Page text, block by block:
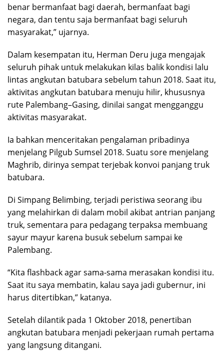
benar bermanfaat bagi daerah, bermanfaat bagi
negara, dan tentu saja bermanfaat bagi seluruh
masyarakat,” ujarnya.
Dalam kesempatan itu, Herman Deru juga mengajak
seluruh pihak untuk melakukan kilas balik kondisi lalu
lintas angkutan batubara sebelum tahun 2018. Saat itu,
aktivitas angkutan batubara menuju hilir, khususnya
rute Palembang–Gasing, dinilai sangat mengganggu
aktivitas masyarakat.
Ia bahkan menceritakan pengalaman pribadinya
menjelang Pilgub Sumsel 2018. Suatu sore menjelang
Maghrib, dirinya sempat terjebak konvoi panjang truk
batubara.
Di Simpang Belimbing, terjadi peristiwa seorang ibu
yang melahirkan di dalam mobil akibat antrian panjang
truk, sementara para pedagang terpaksa membuang
sayur mayur karena busuk sebelum sampai ke
Palembang.
“Kita flashback agar sama-sama merasakan kondisi itu.
Saat itu saya membatin, kalau saya jadi gubernur, ini
harus ditertibkan,” katanya.
Setelah dilantik pada 1 Oktober 2018, penertiban
angkutan batubara menjadi pekerjaan rumah pertama
yang langsung ditangani.